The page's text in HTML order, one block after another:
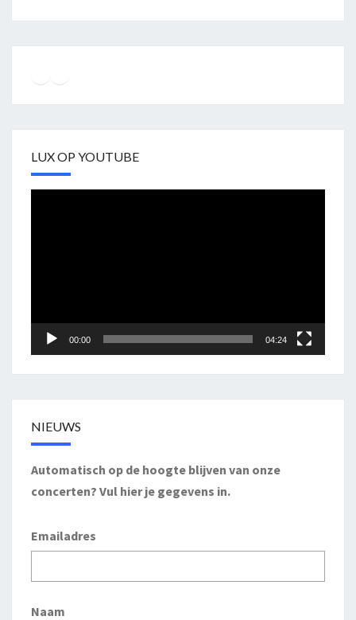
LUX OP YOUTUBE
00:00 04:24
NIEUWS
Automatisch op de hoogte blijven van onze
concerten? Vul hier je gegevens in.
Emailadres
Naam